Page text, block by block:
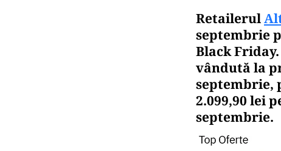
Retailerul
septembrie
Black
vândută la
septembrie,
2.099,90 lei
septembrie.